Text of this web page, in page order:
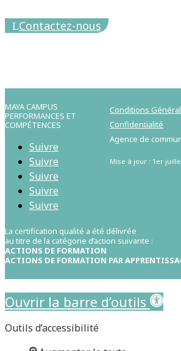
Contactez-nous
MAYA CAMPUS
PERFORMANCES ET
COMPÉTENCES
Suivre
Suivre
Suivre
Suivre
Suivre
Conditions
Confidentialité
Agence de
Mise à jour : 1er
La certification qualité a été délivrée
au titre de la catégorie d’action suivante :
ACTIONS DE FORMATION
ACTIONS DE FORMATION PAR
Ouvrir la barre d’outils
Outils d’accessibilité